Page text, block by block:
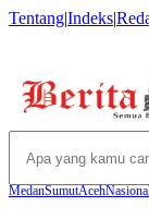
Tentang|Indeks|
MedanSumutAceh